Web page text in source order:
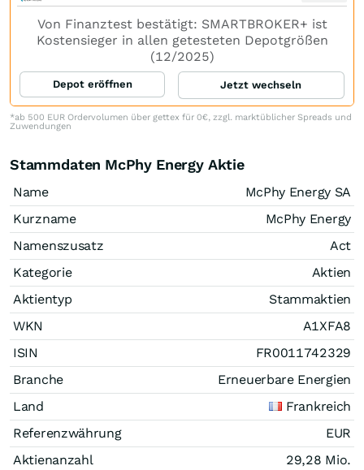
Von Finanztest bestätigt: SMARTBROKER+ ist
Kostensieger in allen getesteten Depotgrößen
(12/2025)
Depot eröffnen Jetzt wechseln
*ab 500 EUR Ordervolumen über gettex für 0€, zzgl. marktüblicher Spreads und
Zuwendungen
Stammdaten McPhy Energy Aktie
Name
McPhy Energy SA
Kurzname
McPhy Energy
Namenszusatz
Act
Kategorie
Aktien
Aktientyp
Stammaktien
WKN
A1XFA8
ISIN
FR0011742329
Branche
Erneuerbare Energien
Land
Frankreich
Referenzwährung
EUR
Aktienanzahl
29,28 Mio.